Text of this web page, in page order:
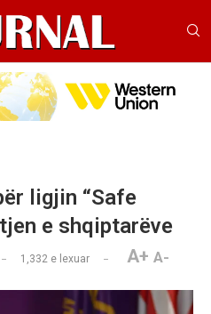
ligjin “Safe
e shqiptarëve
1,332 e lexuar A+ A-